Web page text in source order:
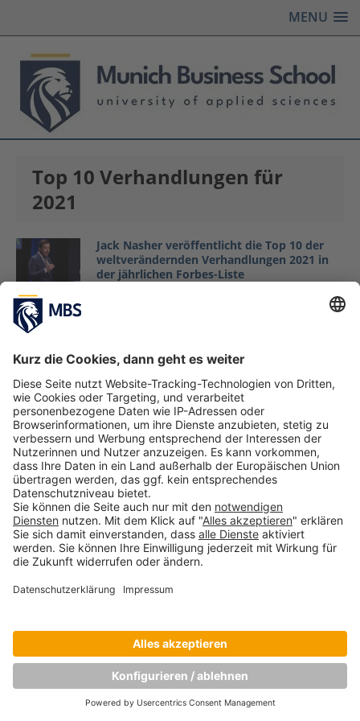
MENU
Top 10 Verhandlungen für
2021
Jack Nasher veröffentlicht die Top 10 der
weltverändernden Verhandlungen 2021 in
der jährlichen Forbes-Liste
Copyright © Munich Business School